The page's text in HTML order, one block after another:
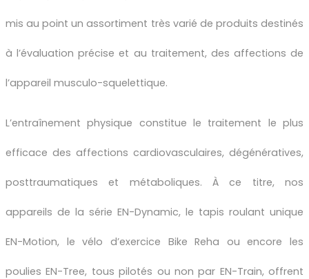
mis au point un assortiment très varié de produits destinés
à l’évaluation précise et au traitement, des affections de
l’appareil musculo-squelettique.
L’entraînement physique constitue le traitement le plus
efficace des affections cardiovasculaires, dégénératives,
posttraumatiques et métaboliques. À ce titre, nos
appareils de la série EN-Dynamic, le tapis roulant unique
EN-Motion, le vélo d’exercice Bike Reha ou encore les
poulies EN-Tree, tous pilotés ou non par EN-Train, offrent